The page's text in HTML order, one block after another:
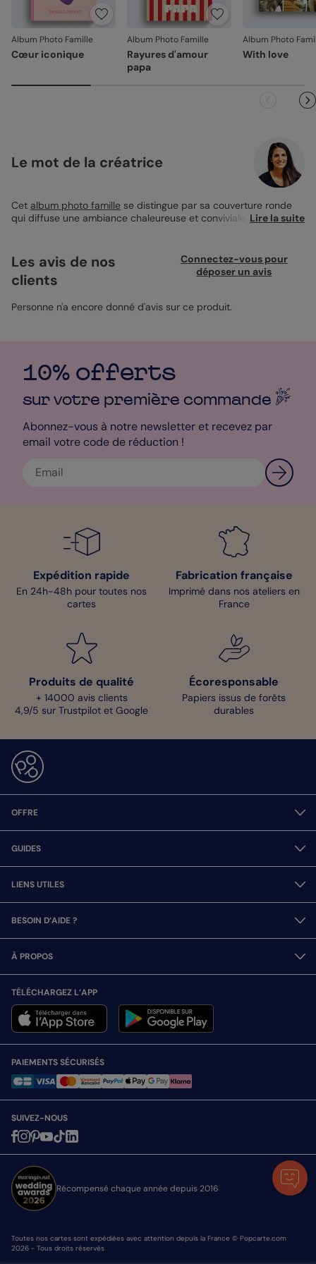
jours. Nous nous occupons de tout et relançons une
impression si nécessaire.
En revanche, si le point concerne la personnalisation que
vous avez validée (texte, photo, mise en page), le produit
ne pourra pas être repris.
Album Photo Famille
Cœur iconique
Album Photo Famille
Rayures d'amour
papa
Album Photo
With love
Le mot de la créatrice
Cet album photo famille se distingue par sa couverture ronde
qui diffuse une ambiance chaleureuse et conviviale. En format
Facile à personnaliser, il vous permet de disposer vos photos
selon votre propre mise en page. Ce format généreux est idéal
pour chaque souvenir familial que vous souhaitez revivre. Page
Lire la suite
Les avis de nos
clients
Connectez-vous pour
déposer un avis
Personne n'a encore donné d'avis sur ce produit.
10% offerts
sur votre première commande
Abonnez-vous à notre newsletter et recevez par
email votre code de réduction !
Expédition rapide
En 24h-48h pour toutes nos
cartes
Fabrication française
Imprimé dans nos ateliers en
France
Produits de qualité
+ 14000 avis clients
4,9/5 sur Trustpilot et Google
Écoresponsable
Papiers issus de forêts
durables
OFFRE
GUIDES
LIENS UTILES
BESOIN D’AIDE ?
À PROPOS
TÉLÉCHARGEZ L’APP
PAIEMENTS SÉCURISÉS
SUIVEZ-NOUS
Récompensé chaque année depuis 2016
Toutes nos cartes sont expédiées avec attention depuis la France © Popcarte.com
2026 - Tous droits réservés